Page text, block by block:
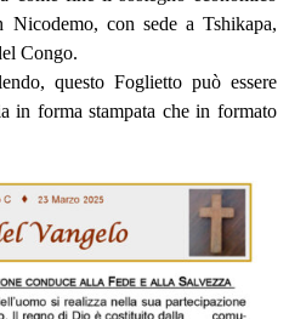
Nicodemo, con sede a Tshikapa,
Congo.
questo Foglietto può essere
in forma stampata che in formato